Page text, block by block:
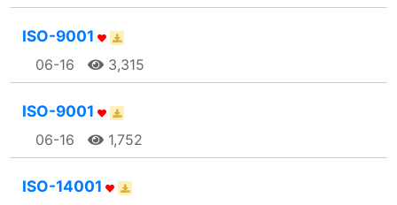
ISO-9001
06-16 3,315
ISO-9001
06-16 1,752
ISO-14001